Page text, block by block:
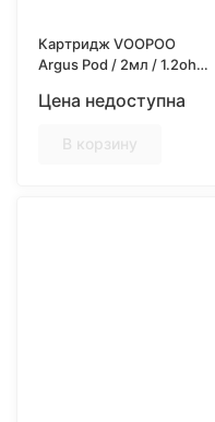
Картридж VOOPOO
Argus Pod / 2мл / 1.2ohm /
Цена недоступна
В корзину